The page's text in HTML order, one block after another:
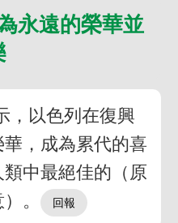
永遠的榮華並
，以色列在復興
，成為累代的喜
中最絕佳的（原
。